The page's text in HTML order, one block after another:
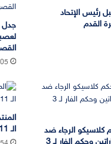
رئيس الإتحاد
القدم
جدل
الرجاء ضد
الجيش لمباراتين وحكم الفار لـ 3
الـ 11 عالميا